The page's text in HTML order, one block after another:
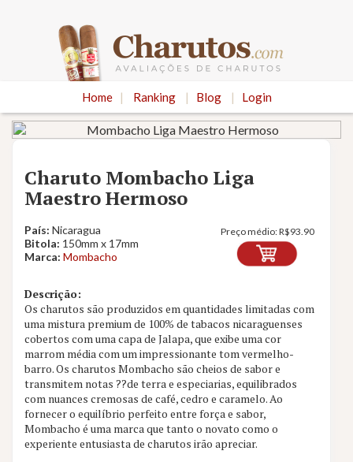
Home | Ranking | Blog | Login
Nota
8.7
3 aval.
Charuto Mombacho Liga
Maestro Hermoso
País: Nicaragua
Bitola: 150mm x 17mm
Marca: Mombacho
Preço médio:R$93.90
Descrição:
Os charutos são produzidos em quantidades limitadas com
uma mistura premium de 100% de tabacos nicaraguenses
cobertos com uma capa de Jalapa, que exibe uma cor
marrom média com um impressionante tom vermelho-
barro. Os charutos Mombacho são cheios de sabor e
transmitem notas ??de terra e especiarias, equilibrados
com nuances cremosas de café, cedro e caramelo. Ao
fornecer o equilíbrio perfeito entre força e sabor,
Mombacho é uma marca que tanto o novato como o
experiente entusiasta de charutos irão apreciar.